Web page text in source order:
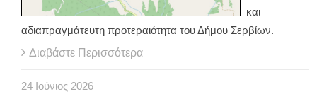
και
αδιαπραγμάτευτη προτεραιότητα του Δήμου Σερβίων.
Διαβάστε Περισσότερα
24 Ιούνιος 2026